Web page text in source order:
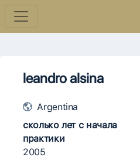
leandro alsina
Argentina
сколько лет с начала
практики
2005